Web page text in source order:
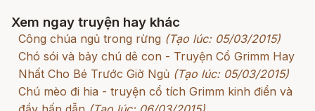
Xem ngay truyện hay khác
Công chúa ngủ trong rừng (Tạo lúc: 05/03/2015)
Chó sói và bảy chú dê con - Truyện Cổ Grimm Hay
Nhất Cho Bé Trước Giờ Ngủ (Tạo lúc: 05/03/2015)
Chú mèo đi hia - truyện cổ tích Grimm kinh điển và